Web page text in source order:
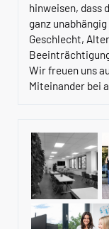
hinweisen, dass
ganz
Geschlecht,
Wir freuen uns
Miteinander bei